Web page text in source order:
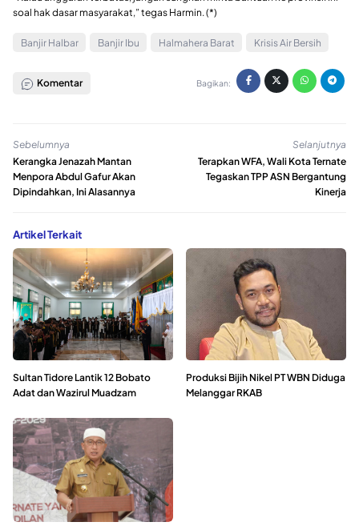
soal hak dasar masyarakat,” tegas Harmin. (*)
Banjir Halbar Banjir Ibu Halmahera Barat Krisis Air Bersih
Komentar Bagikan:
Sebelumnya
Kerangka Jenazah Mantan
Menpora Abdul Gafur Akan
Dipindahkan, Ini Alasannya
Selanjutnya
Terapkan WFA, Wali Kota Ternate
Tegaskan TPP ASN Bergantung
Kinerja
Artikel Terkait
Sultan Tidore Lantik 12 Bobato
Adat dan Wazirul Muadzam
Produksi Bijih Nikel PT WBN Diduga
Melanggar RKAB